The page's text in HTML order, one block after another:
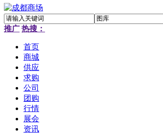
推广 热搜：
首页
商城
供应
求购
公司
团购
行情
展会
资讯